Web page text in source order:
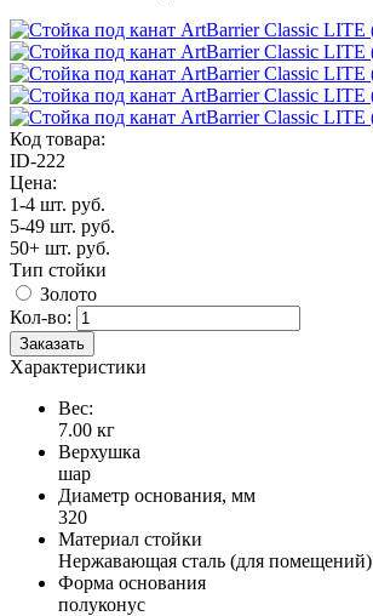
Код товара:
ID-222
Цена:
1-4 шт. руб.
5-49 шт. руб.
50+ шт. руб.
Тип стойки
Золото
Кол-во:
Заказать
Характеристики
Вес:
7.00 кг
Верхушка
шар
Диаметр основания, мм
320
Материал стойки
Нержавающая сталь (для помещений)
Форма основания
полуконус